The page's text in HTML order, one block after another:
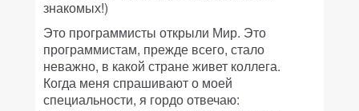
знакомых!)
Это программисты открыли Мир. Это
программистам, прежде всего, стало
неважно, в какой стране живет коллега.
Когда меня спрашивают о моей
специальности, я гордо отвечаю: